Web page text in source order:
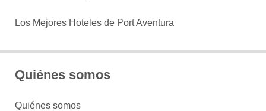
Los Mejores Hoteles de Port Aventura
Quiénes somos
Quiénes somos